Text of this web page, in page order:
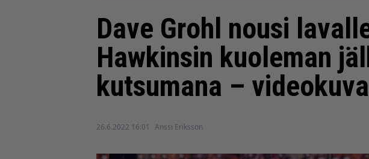
Dave Grohl nousi
Hawkinsin kuoleman
kutsumana –
26.6.2022 16:01 Anssi Eriksson